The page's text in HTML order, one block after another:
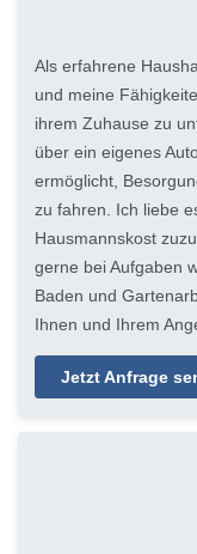
Als erfahrene
und meine
ihrem Zuhause zu
über ein eigenes
ermöglicht,
zu fahren. Ich liebe
Hausmannskost
gerne bei Aufgaben
Baden und
Ihnen und Ihrem
Jetzt Anfrage